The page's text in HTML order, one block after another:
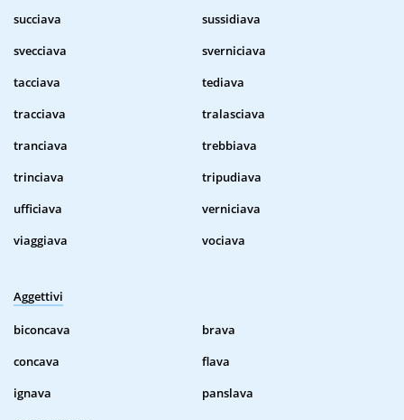
succiava
sussidiava
svecciava
sverniciava
tacciava
tediava
tracciava
tralasciava
tranciava
trebbiava
trinciava
tripudiava
ufficiava
verniciava
viaggiava
vociava
Aggettivi
biconcava
brava
concava
flava
ignava
panslava